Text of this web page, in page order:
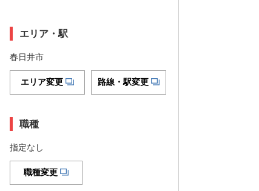
エリア・駅
春日井市
エリア変更 路線・駅変更
職種
指定なし
職種変更